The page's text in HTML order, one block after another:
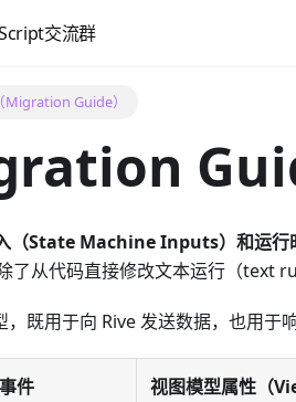
交流群
Guide）
（State Machine Inputs） 和运行
了从代码直接修改文本运行（text
既用于向 Rive 发送数据，也用于
事件
视图模型属性（